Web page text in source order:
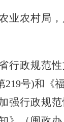
业农村局，
行政规范
219号)和《
强行政规